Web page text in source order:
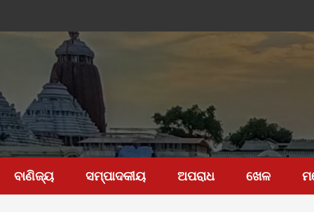
ବାଣିଜ୍ୟ ସମ୍ପାଦକୀୟ ଅପରାଧ ଖେଳ